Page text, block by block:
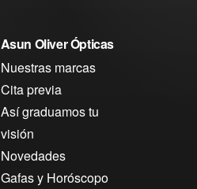
Asun Oliver Ópticas
Nuestras marcas
Cita previa
Así graduamos tu
visión
Novedades
Gafas y Horóscopo